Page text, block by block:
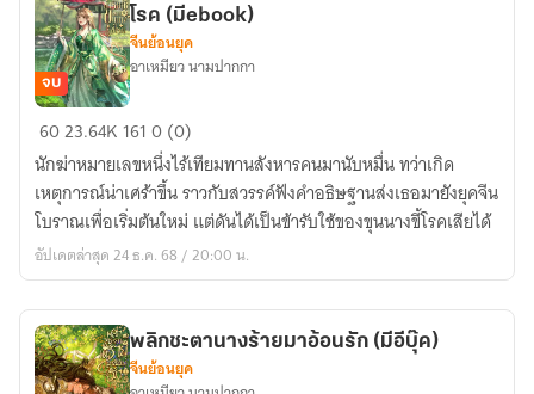
เมื่อ
นัก
ฆ่า
กลาย
เป็น
ข้า
ใช้
ของ
ขุนนาง
จบ
โรค (มีebook)
จีนย้อนยุค
อาเหมียว นามปากกา
6023.64K 1610 (0)
นักฆ่าหมายเลขหนึ่งไร้เทียมทานสังหารคนมานับหมื่น ทว่าเกิด
เหตุการณ์น่าเศร้าขึ้น ราวกับสวรรค์ฟังคำอธิษฐานส่งเธอมายังยุคจีน
โบราณเพื่อเริ่มต้นใหม่ แต่ดันได้เป็นข้ารับใช้ของขุนนางขี้โรคเสียได้
อัปเดตล่าสุด 24 ธ.ค. 68 / 20:00 น.
พลิกชะตานางร้ายมาอ้อนรัก (มีอีบุ๊ค)
จีนย้อนยุค